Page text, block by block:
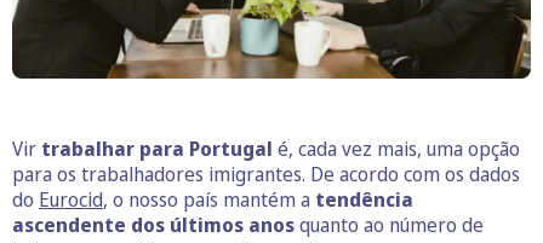
Vir trabalhar para Portugal é, cada vez mais, uma opção
para os trabalhadores imigrantes. De acordo com os dados
do Eurocid, o nosso país mantém a tendência
ascendente dos últimos anosquanto ao número de